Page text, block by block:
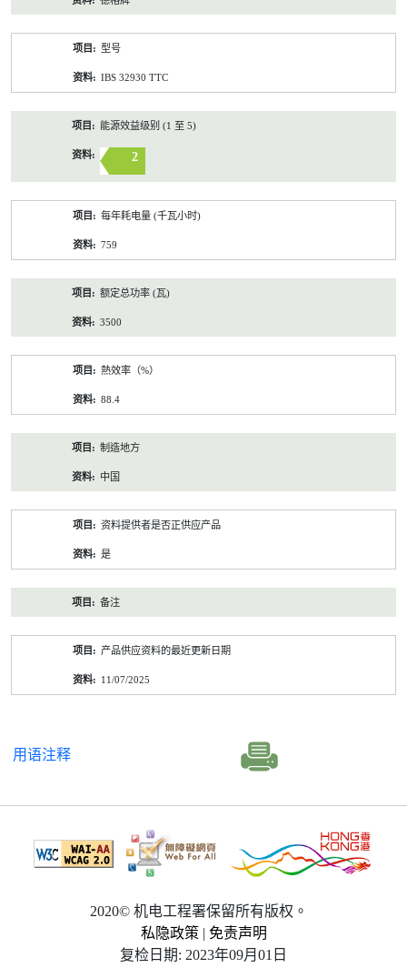
型号
IBS 32930 TTC
能源效益级别 (1 至 5)
2
每年耗电量 (千瓦小时)
759
额定总功率 (瓦)
3500
熱效率（%）
88.4
制造地方
中国
资料提供者是否正供应产品
是
备注
产品供应资料的最近更新日期
11/07/2025
用语注释
2020© 机电工程署保留所有版权。
私隐政策 | 免责声明
复检日期: 2023年09月01日